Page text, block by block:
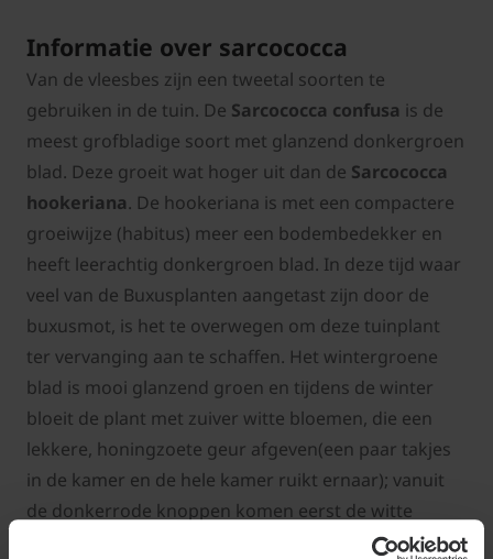
Informatie over sarcococca
Van de vleesbes zijn een tweetal soorten te
gebruiken in de tuin. De Sarcococca confusa is de
meest grofbladige soort met glanzend donkergroen
blad. Deze groeit wat hoger uit dan de Sarcococca
hookeriana. De hookeriana is met een compactere
groeiwijze (habitus) meer een bodembedekker en
heeft leerachtig donkergroen blad. In deze tijd waar
veel van de Buxusplanten aangetast zijn door de
buxusmot, is het te overwegen om deze tuinplant
ter vervanging aan te schaffen. Het wintergroene
blad is mooi glanzend groen en tijdens de winter
bloeit de plant met zuiver witte bloemen, die een
lekkere, honingzoete geur afgeven(een paar takjes
in de kamer en de hele kamer ruikt ernaar); vanuit
de donkerrode knoppen komen eerst de witte
bloempjes en daarna vormen zich rode bessen die